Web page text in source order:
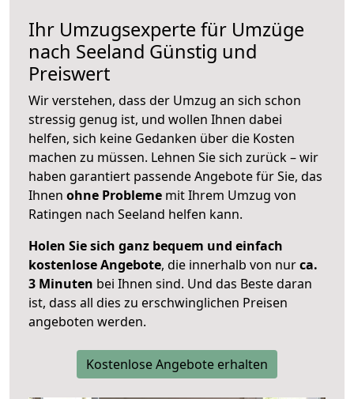
Ihr Umzugsexperte für Umzüge
nach Seeland Günstig und
Preiswert
Wir verstehen, dass der Umzug an sich schon
stressig genug ist, und wollen Ihnen dabei
helfen, sich keine Gedanken über die Kosten
machen zu müssen. Lehnen Sie sich zurück – wir
haben garantiert passende Angebote für Sie, das
Ihnen ohne Probleme mit Ihrem Umzug von
Ratingen nach Seeland helfen kann.
Holen Sie sich ganz bequem und einfach
kostenlose Angebote, die innerhalb von nurca.
3 Minuten bei Ihnen sind. Und das Beste daran
ist, dass all dies zu erschwinglichen Preisen
angeboten werden.
Kostenlose Angebote erhalten